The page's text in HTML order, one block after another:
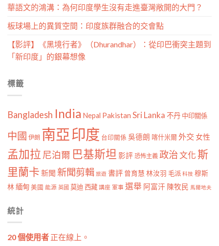
華語文的鴻溝：為何印度學生沒有走進臺灣敞開的大門？
板球場上的異質空間：印度族群融合的交會點
【影評】《黑境行者》（Dhurandhar）：從印巴衝突主題到
「新印度」的銀幕想像
標籤
Bangladesh India Nepal Pakistan Sri Lanka 不丹 中印關係
中國 伊朗 南亞印度 台印關係 吳德朗 喀什米爾外交 女性
孟加拉 尼泊爾 巴基斯坦 影評 恐怖主義 政治文化斯
里蘭卡 新聞 新聞剪輯 旅遊 書評 曾育慧 林汝羽 毛派 科技 穆斯
林 緬甸 美國 能源 英國 莫迪 西藏 講座 軍事 選舉 阿富汗 陳牧民 馬爾地夫
統計
20 個使用者 正在線上。